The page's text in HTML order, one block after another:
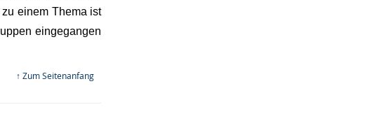
einem Thema ist
eingegangen
↑ Zum Seitenanfang